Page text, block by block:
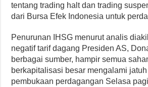
tentang trading halt dan trading
dari Bursa Efek Indonesia untuk
Penurunan IHSG menurut analis
negatif tarif dagang Presiden AS,
berbagai sumber, hampir semua
berkapitalisasi besar mengalami
pembukaan perdagangan Selasa